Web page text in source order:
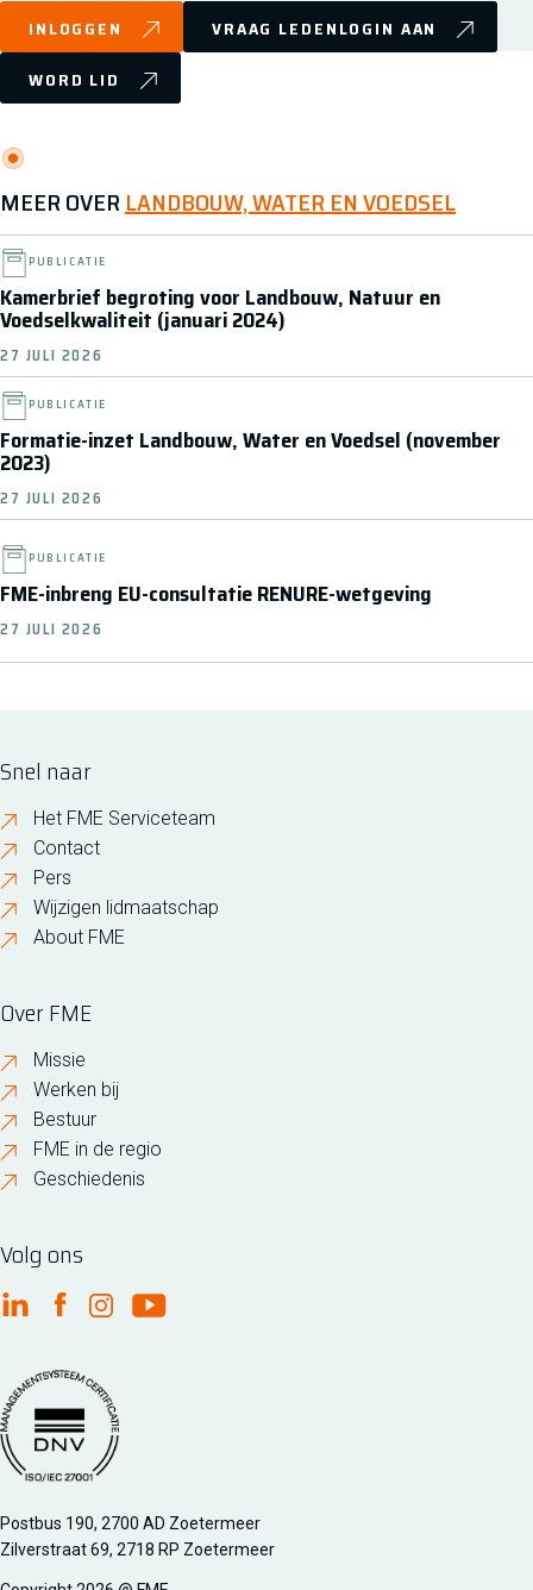
INLOGGEN
VRAAG LEDENLOGIN AAN
WORD LID
MEER OVERLANDBOUW, WATER EN VOEDSEL
PUBLICATIE
Kamerbrief begroting voor Landbouw, Natuur en
Voedselkwaliteit (januari 2024)
27 JULI 2026
PUBLICATIE
Formatie-inzet Landbouw, Water en Voedsel (november
2023)
27 JULI 2026
PUBLICATIE
FME-inbreng EU-consultatie RENURE-wetgeving
27 JULI 2026
Snel naar
Het FME Serviceteam
Contact
Pers
Wijzigen lidmaatschap
About FME
Over FME
Missie
Werken bij
Bestuur
FME in de regio
Geschiedenis
Volg ons
FME Linkedin
FME Facebook
FME Instagram
FME Youtube
Managementsyteem certificatie DNV iso/iec 27001
Postbus 190, 2700 AD Zoetermeer
Zilverstraat 69, 2718 RP Zoetermeer